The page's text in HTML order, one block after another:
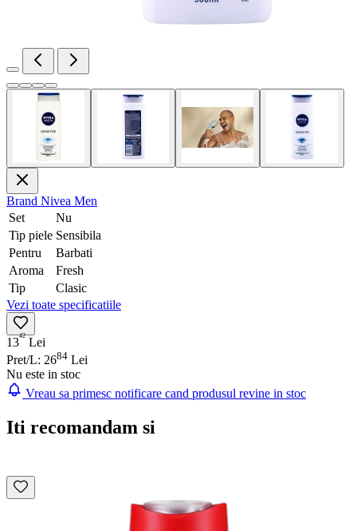
Brand Nivea Men
Set
Nu
Tip piele Sensibila
Pentru
Barbati
Aroma
Fresh
Tip
Clasic
Vezi toate specificatiile
1342 Lei
Pret/L: 2684 Lei
Nu este in stoc
Vreau sa primesc notificare cand produsul revine in stoc
Iti recomandam si